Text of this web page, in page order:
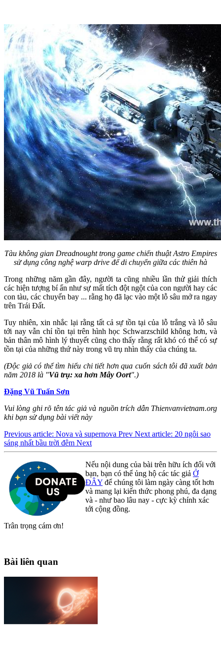
Tàu không gian Dreadnought trong game chiến thuật Astro Empires
sử dụng công nghệ warp drive để di chuyển giữa các thiên hà
Trong những năm gần đây, người ta cũng nhiều lần thử giải thích
các hiện tượng bí ẩn như sự mất tích đột ngột của con người hay các
con tàu, các chuyến bay ... rằng họ đã lạc vào một lỗ sâu mở ra ngay
trên Trái Đất.
Tuy nhiên, xin nhắc lại rằng tất cả sự tồn tại của lỗ trắng và lỗ sâu
tới nay vẫn chỉ tồn tại trên hình học Schwarzschild không hơn, và
bản thân mô hình lý thuyết cũng cho thấy rằng rất khó có thể có sự
tồn tại của những thứ này trong vũ trụ nhìn thấy của chúng ta.
(Độc giả có thể tìm hiểu chi tiết hơn qua cuốn sách tôi đã xuất bản
năm 2018 là "Vũ trụ: xa hơn Mây Oort".)
Đặng Vũ Tuấn Sơn
Vui lòng ghi rõ tên tác giả và nguồn trích dẫn Thienvanvietnam.org
khi bạn sử dụng bài viết này
Previous article: Nova và supernova Prev Next article: 20 ngôi sao
sáng nhất bầu trời đêm Next
Nếu nội dung của bài trên hữu ích đối với
bạn, bạn có thể ủng hộ các tác giả Ở
ĐÂY để chúng tôi làm ngày càng tốt hơn
và mang lại kiến thức phong phú, đa dạng
và - như bao lâu nay - cực kỳ chính xác
tới cộng đồng.
Trân trọng cám ơn!
Bài liên quan